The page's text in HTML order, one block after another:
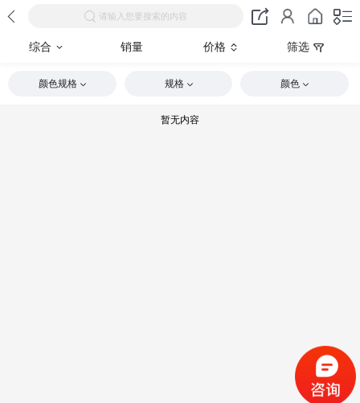
请输入您要搜索的内容
综合 销量 价格 筛选
颜色规格 规格 颜色
暂无内容